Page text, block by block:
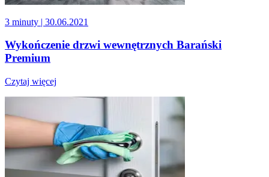
3 minuty | 30.06.2021
Wykończenie drzwi wewnętrznych Barański
Premium
Czytaj więcej